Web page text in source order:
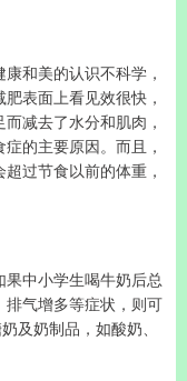
和美的认识不科学，
表面上看见效很快，
减去了水分和肌肉，
的主要原因。而且，
过节食以前的体重，
中小学生喝牛奶后总
气增多等症状，则可
及奶制品，如酸奶、